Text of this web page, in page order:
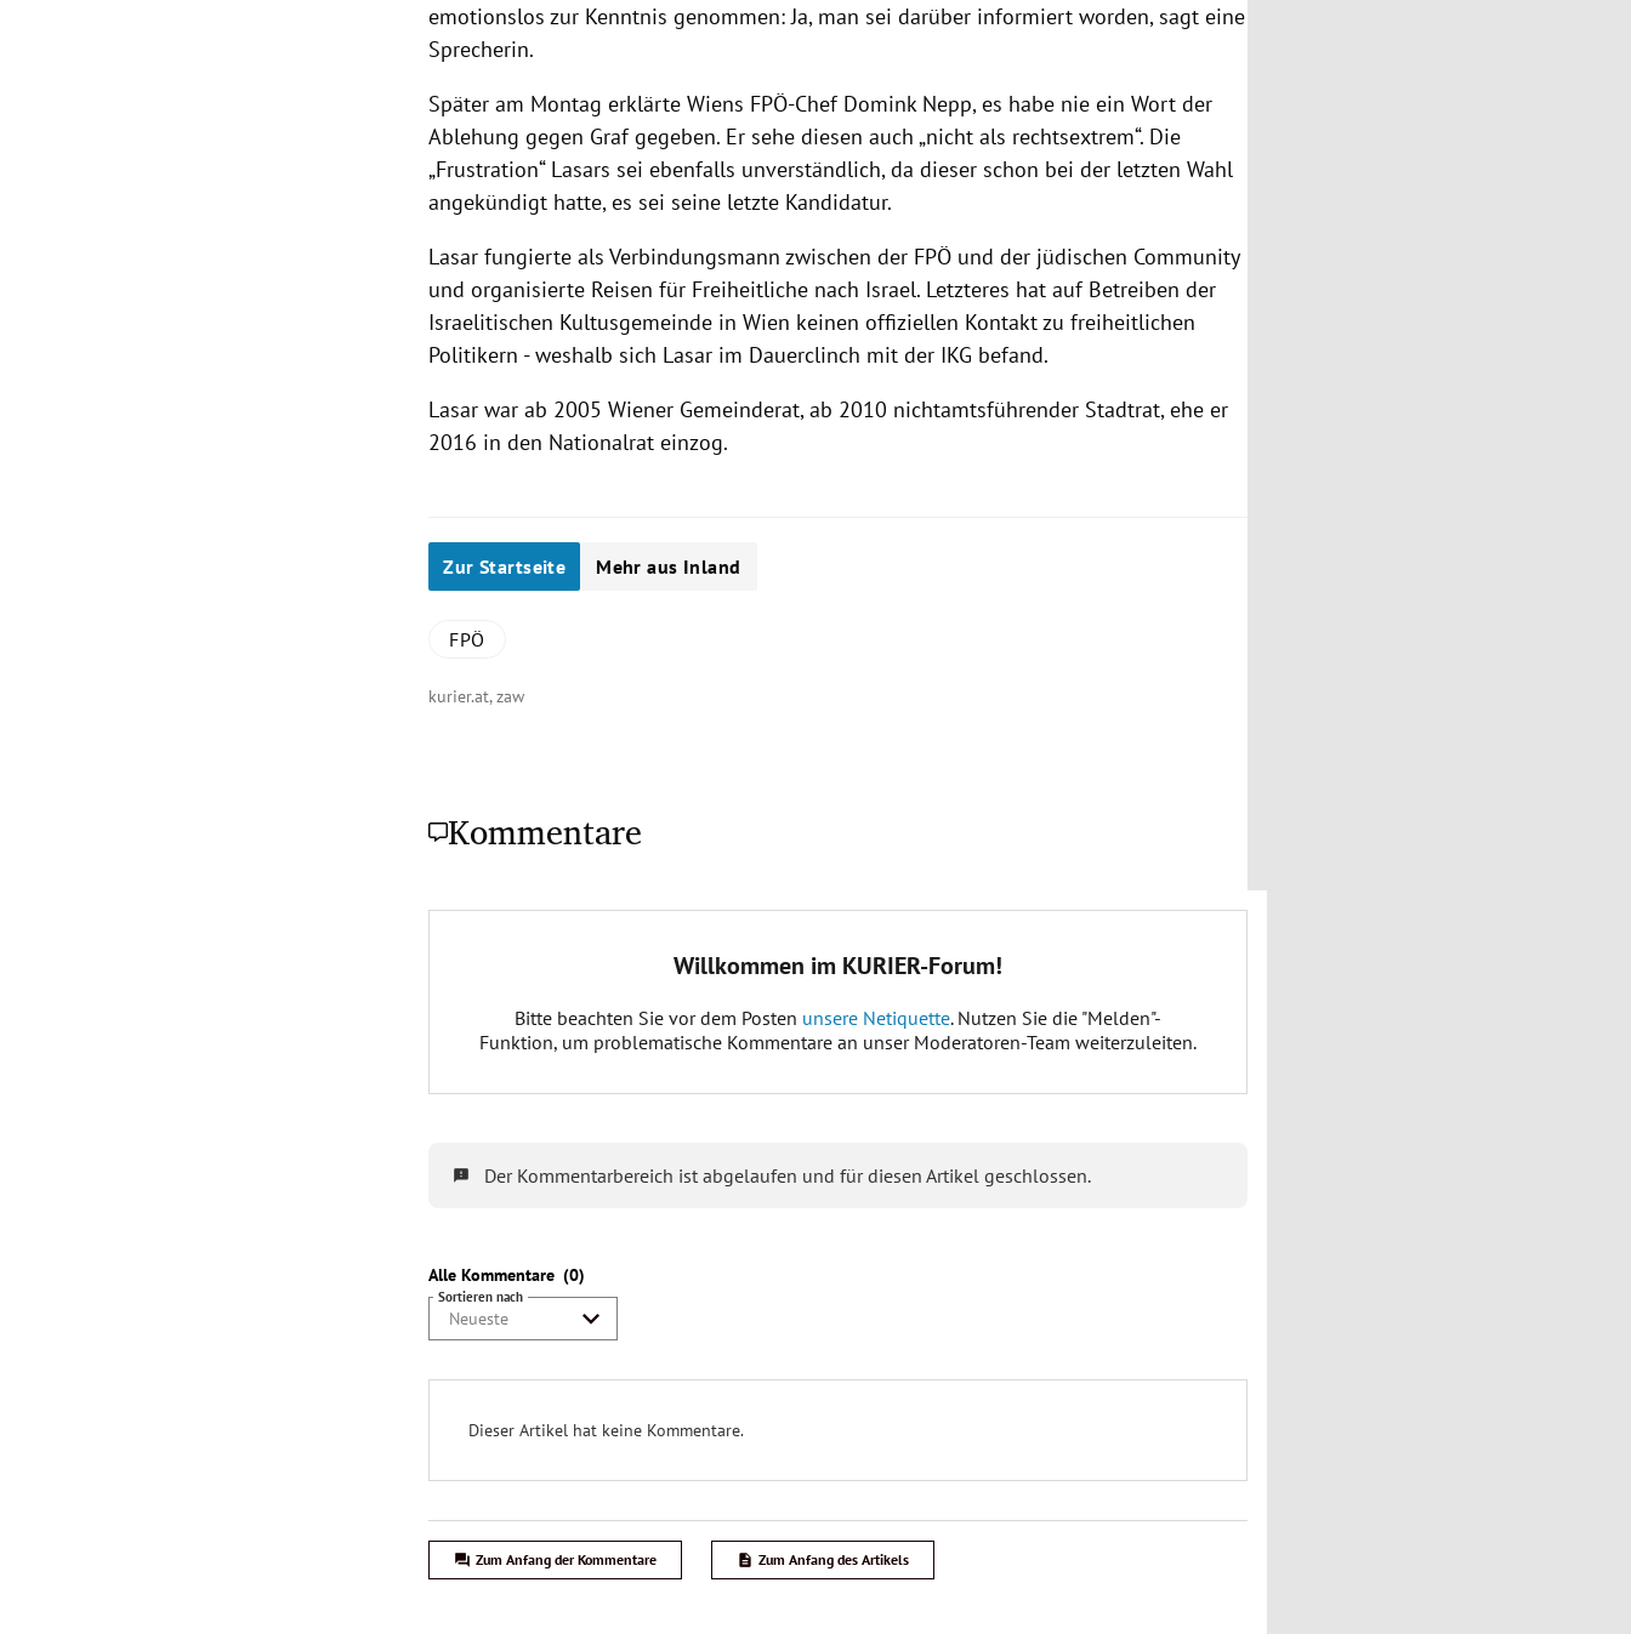
emotionslos zur Kenntnis genommen: Ja, man sei darüber informiert worden, sagt eine
Sprecherin.
Später am Montag erklärteWiens FPÖ-Chef Domink Nepp, es habe nie ein Wort der
Ablehung gegen Grafgegeben. Er sehe diesen auch „nicht als rechtsextrem“. Die
„Frustration“ Lasars sei ebenfalls unverständlich, da dieser schon bei der letzten Wahl
angekündigt hatte, es sei seine letzte Kandidatur.
Lasar fungierte als Verbindungsmann zwischen der FPÖ und der jüdischen Community
und organisierte Reisen für Freiheitliche nach Israel. Letzteres hat auf Betreiben der
Israelitischen Kultusgemeinde inWien keinen offiziellen Kontakt zu freiheitlichen
Politikern - weshalb sich Lasar im Dauerclinch mit der IKG befand.
Lasar war ab 2005 Wiener Gemeinderat, ab 2010 nichtamtsführender Stadtrat, ehe er
2016 in den Nationalrat einzog.
Zur Startseite Mehr aus Inland
FPÖ
kurier.at, zaw
Kommentare